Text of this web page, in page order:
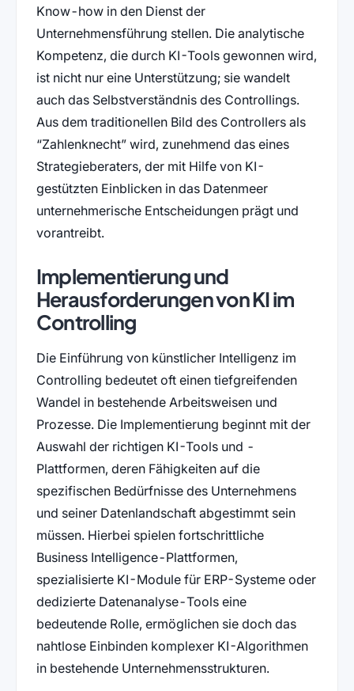
Know-how in den Dienst der
Unternehmensführung stellen. Die analytische
Kompetenz, die durch KI-Tools gewonnen wird,
ist nicht nur eine Unterstützung; sie wandelt
auch das Selbstverständnis des Controllings.
Aus dem traditionellen Bild des Controllers als
“Zahlenknecht” wird, zunehmend das eines
Strategieberaters, der mit Hilfe von KI-
gestützten Einblicken in das Datenmeer
unternehmerische Entscheidungen prägt und
vorantreibt.
Implementierung und
Herausforderungen von KI im
Controlling
Die Einführung von künstlicher Intelligenz im
Controlling bedeutet oft einen tiefgreifenden
Wandel in bestehende Arbeitsweisen und
Prozesse. Die Implementierung beginnt mit der
Auswahl der richtigen KI-Tools und -
Plattformen, deren Fähigkeiten auf die
spezifischen Bedürfnisse des Unternehmens
und seiner Datenlandschaft abgestimmt sein
müssen. Hierbei spielen fortschrittliche
Business Intelligence-Plattformen,
spezialisierte KI-Module für ERP-Systeme oder
dedizierte Datenanalyse-Tools eine
bedeutende Rolle, ermöglichen sie doch das
nahtlose Einbinden komplexer KI-Algorithmen
in bestehende Unternehmensstrukturen.